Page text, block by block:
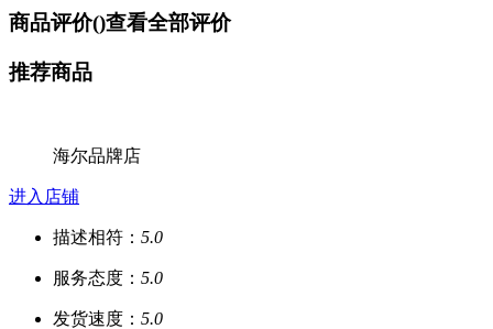
商品评价()查看全部评价
推荐商品
海尔品牌店
进入店铺
描述相符： 5.0
服务态度： 5.0
发货速度： 5.0